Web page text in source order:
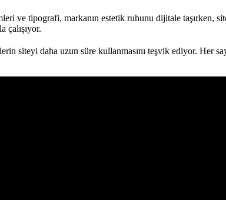
ve tipografi, markanın estetik ruhunu dijitale taşırken,
çalışıyor.
siteyi daha uzun süre kullanmasını teşvik ediyor. Her